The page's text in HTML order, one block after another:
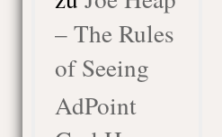
– The Rules
of Seeing
AdPoint